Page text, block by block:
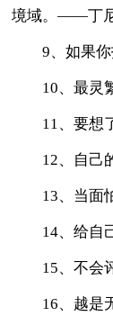
境域。——丁
9、如果
10、最灵
11、要想
12、自己
13、当面
14、给自
15、不会
16、越是